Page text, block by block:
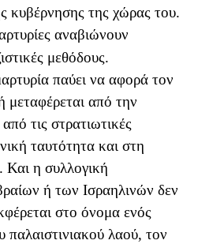
κυβέρνησης της χώρας του.
αναβιώνουν
μεθόδους.
παύει να αφορά τον
μεταφέρεται από την
τις στρατιωτικές
ταυτότητα και στη
Και η συλλογική
ή των Ισραηλινών δεν
στο όνομα ενός
παλαιστινιακού λαού, τον